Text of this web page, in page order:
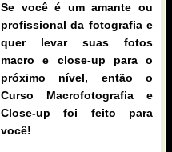
Se você é um amante ou
profissional da fotografia e
quer levar suas fotos
macro e close-up para o
próximo nível, então o
Curso Macrofotografia e
Close-up foi feito para
você!